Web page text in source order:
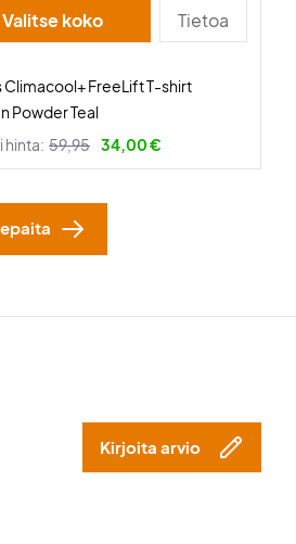
Valitse koko Tietoa
Climacool+ FreeLift T-shirt
Powder Teal
hinta: 59,95 34,00 €
Kirjoita arvio